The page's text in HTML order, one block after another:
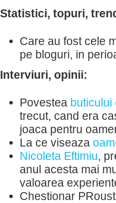
Statistici, topuri,
Care au fost cele
pe bloguri, in
Interviuri, opinii:
Povestea buticului
trecut, cand era
joaca pentru
La ce viseaza
Nicoleta Eftimiu,
anul acesta mai
valoarea
Chestionar